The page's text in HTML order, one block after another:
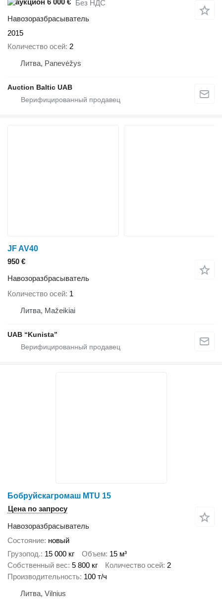
6 000 €
Без НДС
Навозоразбрасыватель
2015
Количество осей 2
Литва, Panevėžys
Auction Baltic UAB
JF AV40
950 €
Навозоразбрасыватель
Количество осей 1
Литва, Mažeikiai
UAB “Kunista”
Бобруйскагромаш MTU 15
Цена по запросу
Навозоразбрасыватель
Состояние новый
Грузопод. 15 000 кг Объем 15 м³
Собственный вес 5 800 кг Количество осей 2
Производительность 100 т/ч
Литва, Vilnius